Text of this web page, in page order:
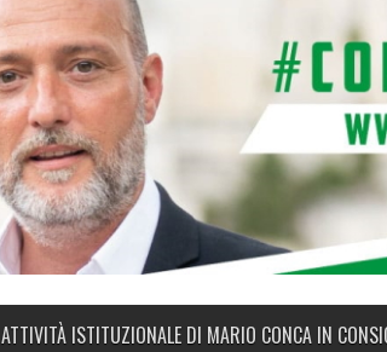
ATTIVITÀ ISTITUZIONALE DI MARIO CONCA IN